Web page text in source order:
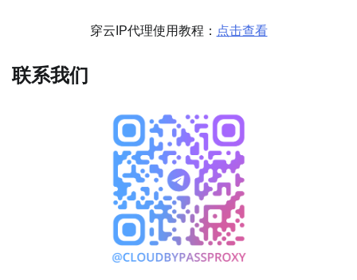
穿云IP代理使用教程： 点击查看
联系我们